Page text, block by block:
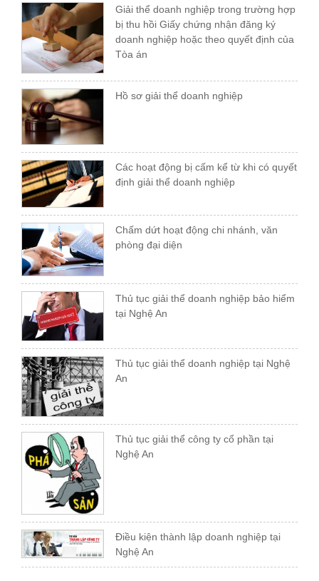
Giải thể doanh nghiệp trong trường hợp
bị thu hồi Giấy chứng nhận đăng ký
doanh nghiệp hoặc theo quyết định của
Tòa án
Hồ sơ giải thể doanh nghiệp
Các hoạt động bị cấm kể từ khi có quyết
định giải thể doanh nghiệp
Chấm dứt hoạt động chi nhánh, văn
phòng đại diện
Thủ tục giải thể doanh nghiệp bảo hiểm
tại Nghệ An
Thủ tục giải thể doanh nghiệp tại Nghệ
An
Thủ tục giải thể công ty cổ phần tại
Nghệ An
Điều kiện thành lập doanh nghiệp tại
Nghệ An